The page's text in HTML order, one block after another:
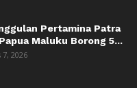
Pertamina Patra
Maluku Borong 5...
7, 2026